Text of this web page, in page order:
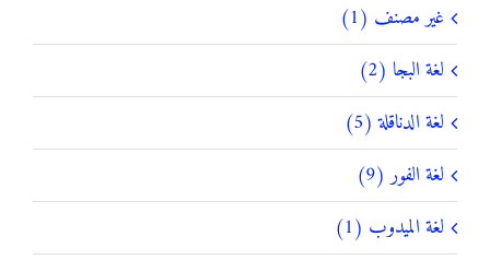
غير مصنف (1)
لغة البجا (2)
لغة الدناقلة (5)
لغة الفور (9)
لغة الميدوب (1)